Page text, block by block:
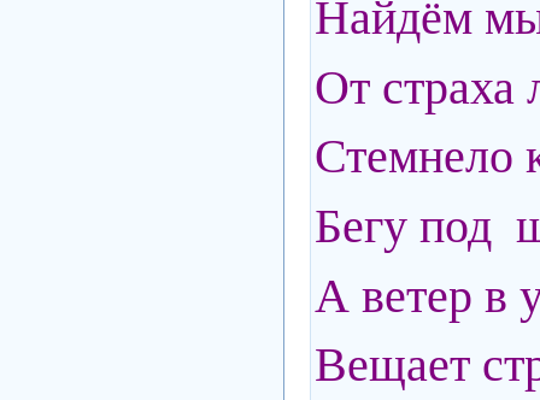
Найдём
От страха
Стемнело
Бегу под
А ветер в
Вещает